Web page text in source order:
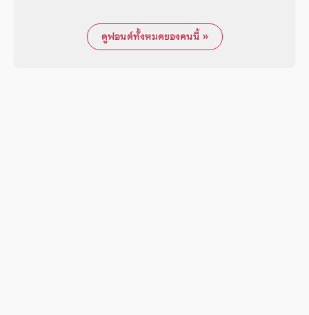
ดูฟอนต์ทั้งหมดของคนนี้ »